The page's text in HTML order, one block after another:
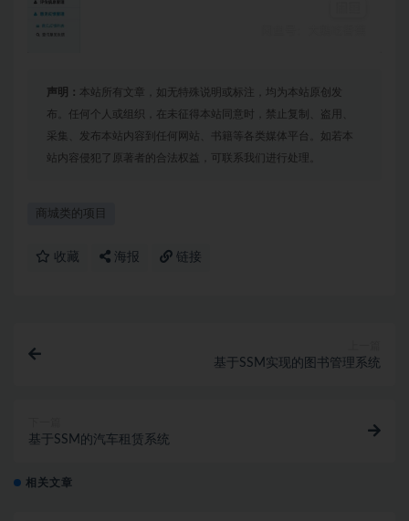
声明： 本站所有文章，如无特殊说明或标注，均为本站原创发
布。任何个人或组织，在未征得本站同意时，禁止复制、盗用、
采集、发布本站内容到任何网站、书籍等各类媒体平台。如若本
站内容侵犯了原著者的合法权益，可联系我们进行处理。
商城类的项目
收藏 海报 链接
基于SSM实现的图书管理系统
基于SSM的汽车租赁系统
相关文章